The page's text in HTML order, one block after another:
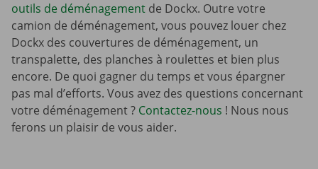
outils de déménagement de Dockx. Outre votre
camion de déménagement, vous pouvez louer chez
Dockx des couvertures de déménagement, un
transpalette, des planches à roulettes et bien plus
encore. De quoi gagner du temps et vous épargner
pas mal d’efforts. Vous avez des questions concernant
votre déménagement ? Contactez-nous ! Nous nous
ferons un plaisir de vous aider.